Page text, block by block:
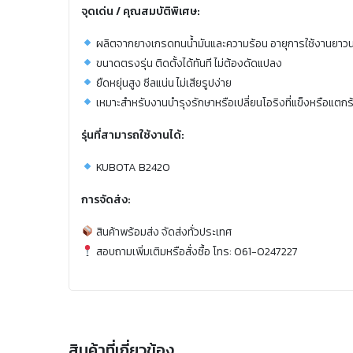
จุดเด่น / คุณสมบัติพิเศษ:
ผลิตจากยางเกรดทนน้ำมันและความร้อน อายุการใช้งานยาว
ขนาดตรงรุ่น ติดตั้งได้ทันที ไม่ต้องดัดแปลง
ยืดหยุ่นสูง ซีลแน่น ไม่เสียรูปง่าย
เหมาะสำหรับงานบำรุงรักษาหรือเปลี่ยนโอริงที่แข็งหรือแตก
รุ่นที่สามารถใช้งานได้:
KUBOTA B2420
การจัดส่ง:
สินค้าพร้อมส่ง จัดส่งทั่วประเทศ
สอบถามเพิ่มเติมหรือสั่งซื้อ โทร: 061-0247227